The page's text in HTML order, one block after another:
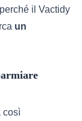
il Vactidy
un
così